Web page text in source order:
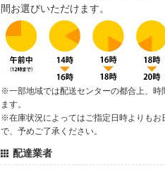
間お選びいただけます。
※一部地域では配送センターの都合上、時
ます。
※在庫状況によってはご指定日時よりもお
で、予めご了承ください。
配達業者